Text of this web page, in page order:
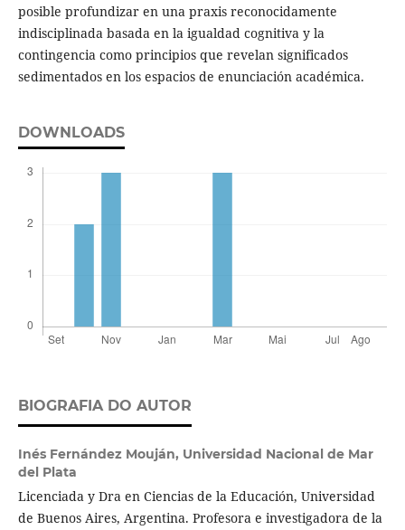
posible profundizar en una praxis reconocidamente
indisciplinada basada en la igualdad cognitiva y la
contingencia como principios que revelan significados
sedimentados en los espacios de enunciación académica.
DOWNLOADS
BIOGRAFIA DO AUTOR
Inés Fernández Mouján, Universidad Nacional de Mar
del Plata
Licenciada y Dra en Ciencias de la Educación, Universidad
de Buenos Aires, Argentina. Profesora e investigadora de la